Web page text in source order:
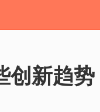
创新趋势